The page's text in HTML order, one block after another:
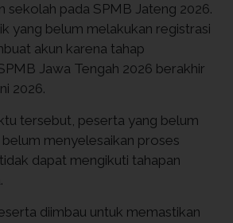
sekolah pada SPMB Jateng 2026.
yang belum melakukan registrasi
akun karena tahap
Jawa Tengah 2026 berakhir
2026.
tersebut, peserta yang belum
menyelesaikan proses
dapat mengikuti tahapan
diimbau untuk memastikan